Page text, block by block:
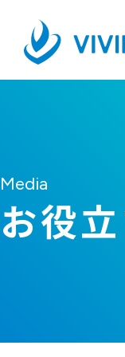
Media
お役